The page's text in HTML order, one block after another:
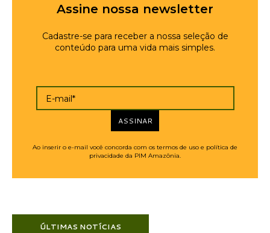
Assine nossa newsletter
Cadastre-se para receber a nossa seleção de
conteúdo para uma vida mais simples.
E-mail*
ASSINAR
Ao inserir o e-mail você concorda com os termos de uso e política de
privacidade da PIM Amazônia.
ÚLTIMAS NOTÍCIAS